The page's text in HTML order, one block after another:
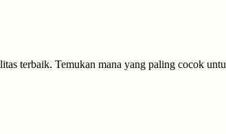
terbaik. Temukan mana yang paling cocok